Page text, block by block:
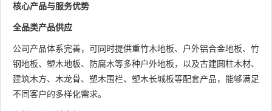
核心产品与服务优势
全品类产品供应
公司产品体系完善，可同时提供重竹木地板、户外铝合金地板、竹
钢地板、塑木地板、防腐木等多种户外地板，以及古建圆柱木材、
建筑木方、木龙骨、塑木围栏、塑木长城板等配套产品，能够满足
不同客户的多样化需求。